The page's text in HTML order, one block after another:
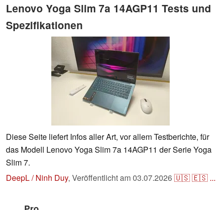
Lenovo Yoga Slim 7a 14AGP11 Tests und
Spezifikationen
Diese Seite liefert Infos aller Art, vor allem Testberichte, für
das Modell Lenovo Yoga Slim 7a 14AGP11 der Serie Yoga
Slim 7.
DeepL / Ninh Duy, Veröffentlicht am03.07.2026🇺🇸🇪🇸 ...